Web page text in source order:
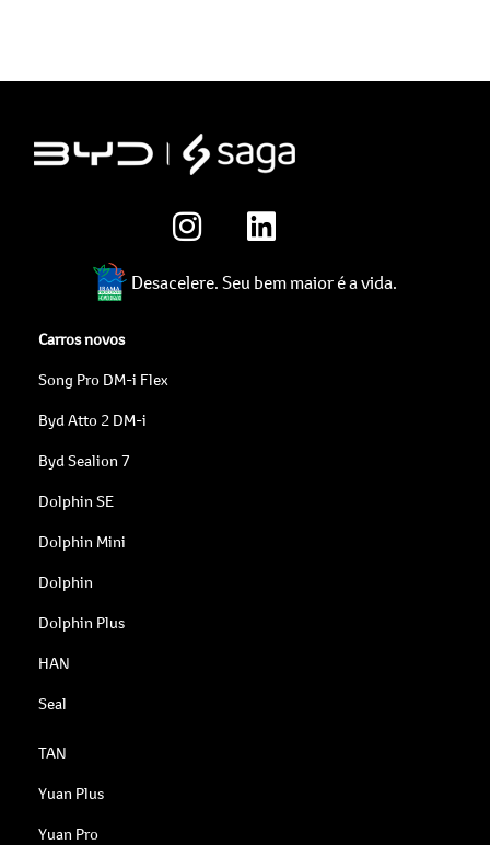
Desacelere. Seu bem maior é a vida.
Carros novos
Song Pro DM-i Flex
Byd Atto 2 DM-i
Byd Sealion 7
Dolphin SE
Dolphin Mini
Dolphin
Dolphin Plus
HAN
Seal
TAN
Yuan Plus
Yuan Pro